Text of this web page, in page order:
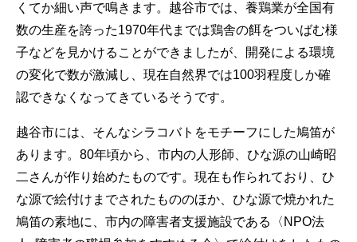
くてか細い声で鳴きます。越谷市では、養鶏業が全国有
数の生産を誇った1970年代までは鶏舎の餌をついばむ様
子などを見かけることができましたが、開発による環境
の変化で数が激減し、現在自然界では100羽程度しか確
認できなくなってきているそうです。
越谷市には、そんなシラコバトをモチーフにした鳩笛が
あります。80年頃から、市内の人形師、ひな源の山崎昭
二さんが作り始めたものです。現在も作られており、ひ
な源で絵付けまでされたもののほか、ひな源で焼かれた
鳩笛の素地に、市内の障害者支援施設である〈NPO法